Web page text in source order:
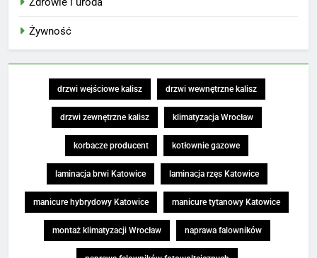
Żywność
drzwi wejściowe kalisz drzwi wewnętrzne kalisz
drzwi zewnętrzne kalisz klimatyzacja Wrocław
korbacze producent kotłownie gazowe
laminacja brwi Katowice laminacja rzęs Katowice
manicure hybrydowy Katowice manicure tytanowy Katowice
montaż klimatyzacji Wrocław naprawa falowników